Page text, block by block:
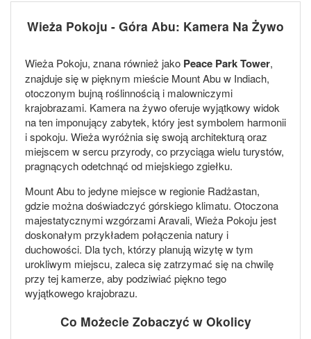
Wieża Pokoju - Góra Abu: Kamera Na Żywo
Wieża Pokoju, znana również jako Peace Park Tower,
znajduje się w pięknym mieście Mount Abu w Indiach,
otoczonym bujną roślinnością i malowniczymi
krajobrazami. Kamera na żywo oferuje wyjątkowy widok
na ten imponujący zabytek, który jest symbolem harmonii
i spokoju. Wieża wyróżnia się swoją architekturą oraz
miejscem w sercu przyrody, co przyciąga wielu turystów,
pragnących odetchnąć od miejskiego zgiełku.
Mount Abu to jedyne miejsce w regionie Radżastan,
gdzie można doświadczyć górskiego klimatu. Otoczona
majestatycznymi wzgórzami Aravali, Wieża Pokoju jest
doskonałym przykładem połączenia natury i
duchowości. Dla tych, którzy planują wizytę w tym
urokliwym miejscu, zaleca się zatrzymać się na chwilę
przy tej kamerze, aby podziwiać piękno tego
wyjątkowego krajobrazu.
Co Możecie Zobaczyć w Okolicy